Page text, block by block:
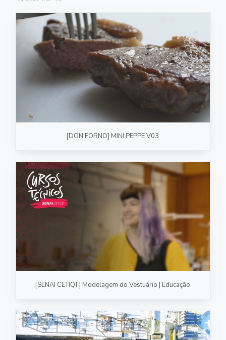
FOTOGRAFIA
PRODUTO/SERVIÇO
GASTRONOMIA
CORPORATIVO
FOTO/VÍDEO
RECEITA / AULA
PRODUTO/SERVIÇO
INSTITUCIONAL
[DON FORNO] MINI PEPPE V03
[SENAI CETIQT] Modelagem do Vestuário | Educação